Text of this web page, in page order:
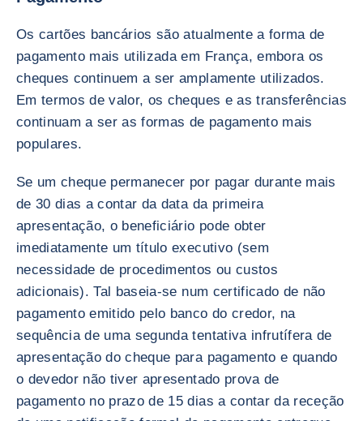
Os cartões bancários são atualmente a forma de
pagamento mais utilizada em França, embora os
cheques continuem a ser amplamente utilizados.
Em termos de valor, os cheques e as transferências
continuam a ser as formas de pagamento mais
populares.
Se um cheque permanecer por pagar durante mais
de 30 dias a contar da data da primeira
apresentação, o beneficiário pode obter
imediatamente um título executivo (sem
necessidade de procedimentos ou custos
adicionais). Tal baseia-se num certificado de não
pagamento emitido pelo banco do credor, na
sequência de uma segunda tentativa infrutífera de
apresentação do cheque para pagamento e quando
o devedor não tiver apresentado prova de
pagamento no prazo de 15 dias a contar da receção